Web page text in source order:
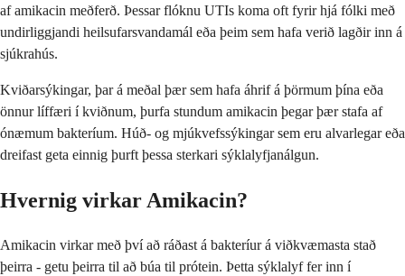
af amikacin meðferð. Þessar flóknu UTIs koma oft fyrir hjá fólki með
undirliggjandi heilsufarsvandamál eða þeim sem hafa verið lagðir inn á
sjúkrahús.
Kviðarsýkingar, þar á meðal þær sem hafa áhrif á þörmum þína eða
önnur líffæri í kviðnum, þurfa stundum amikacin þegar þær stafa af
ónæmum bakteríum. Húð- og mjúkvefssýkingar sem eru alvarlegar eða
dreifast geta einnig þurft þessa sterkari sýklalyfjanálgun.
Hvernig virkar Amikacin?
Amikacin virkar með því að ráðast á bakteríur á viðkvæmasta stað
þeirra - getu þeirra til að búa til prótein. Þetta sýklalyf fer inn í